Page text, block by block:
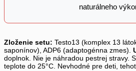
naturálneho
Zloženie setu: Testo13 (komplex 13
saponínov), ADP6 (adaptogénna zmes).
doplnok. Nie je náhradou pestrej stravy.
teplote do 25°C. Nevhodné pre deti,